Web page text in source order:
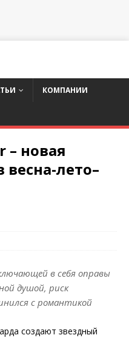
КОМПАНИИ
– новая
лето–
в себя оправы
душой, риск
с романтикой
создают звездный